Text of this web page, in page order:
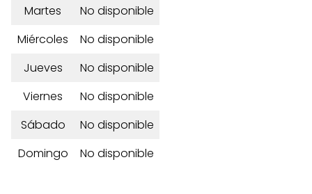
Martes
No disponible
Miércoles
No disponible
Jueves
No disponible
Viernes
No disponible
Sábado
No disponible
Domingo
No disponible